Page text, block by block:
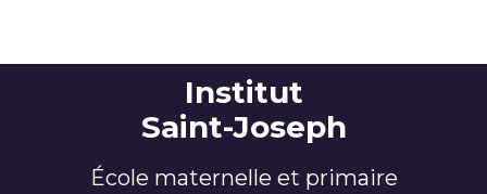
Institut
Saint-Joseph
École maternelle et primaire